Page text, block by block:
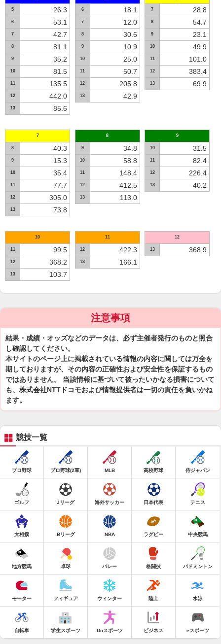
5 26.3
6 53.1
7 42.7
8 81.1
9 35.2
10 81.5
11 135.5
12 442.0
13 85.6
6 18.1
7 12.0
8 30.6
9 10.9
10 25.0
11 50.7
12 205.8
13 42.9
7 28.8
8 54.7
9 23.1
10 49.9
11 101.0
12 383.4
13 69.9
7
8 40.3
9 15.3
10 35.4
11 77.7
12 305.0
13 73.8
8
9 34.8
10 58.8
11 148.4
12 412.5
13 113.0
9
10 31.5
11 82.4
12 226.4
13 40.2
10
11 99.5
12 368.2
13 103.7
11
12 422.3
13 166.1
12
13 368.9
注意事項
結果・成績・オッズなどのデータは、必ず主催者発行のものと照合
し確認してください。
本サイトのページ上に掲載されている情報の内容に関しては万全を
期しておりますが、その内容の正確性および安全性を保証するもの
ではありません。 当該情報に基づいて被ったいかなる損害について
も、株式会社NTTドコモおよび情報提供者は一切の責任を負いかね
ます。
競技一覧
プロ野球 プロ野球(2軍) MLB 高校野球 侍ジャパン
ゴルフ Jリーグ 海外サッカー 日本代表 テニス
大相撲 Bリーグ NBA ラグビー 中央競馬
地方競馬 卓球 バレー 格闘技 バドミントン
モーター フィギュア ウィンター 陸上 水泳
自転車 学生スポーツ Doスポーツ ビジネス eスポーツ